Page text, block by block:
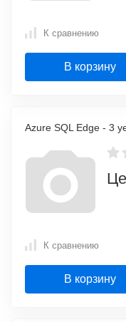
К сравнению
В корзину
Azure SQL Edge - 3
К сравнению
В корзину